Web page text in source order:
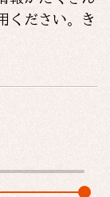
ください。き